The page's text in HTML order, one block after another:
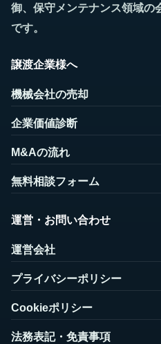
御、保守メンテナンス領域の
です。
譲渡企業様へ
機械会社の売却
企業価値診断
M&Aの流れ
無料相談フォーム
運営・お問い合わせ
運営会社
プライバシーポリシー
Cookieポリシー
法務表記・免責事項